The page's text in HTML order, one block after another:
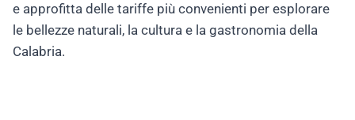
e approfitta delle tariffe più convenienti per esplorare
le bellezze naturali, la cultura e la gastronomia della
Calabria.